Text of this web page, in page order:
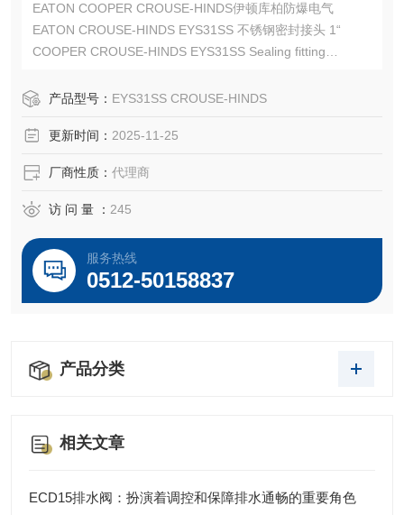
EATON COOPER CROUSE-HINDS伊顿库柏防爆电气
EATON CROUSE-HINDS EYS31SS 不锈钢密封接头 1“
COOPER CROUSE-HINDS EYS31SS Sealing fitting
EATON CROUSE-HINDS总代理-Kunshan Beiyuan Electric
产品型号： EYS31SS CROUSE-HINDS
更新时间： 2025-11-25
厂商性质： 代理商
访 问 量 ： 245
服务热线
0512-50158837
产品分类
相关文章
ECD15排水阀：扮演着调控和保障排水通畅的重要角色